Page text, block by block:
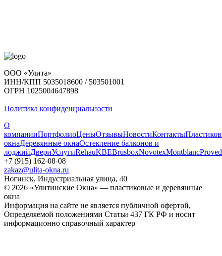
ООО «Улита»
ИНН/КПП 5035018600 / 503501001
ОГРН 1025004647898
Политика конфиденциальности
О
компанииПортфолиоЦеныОтзывыНовостиКонтакты
окнаДеревянные окнаОстекление балконов и
лоджийДвериУслугиRehauKBEBrusboxNovotexMontblanc
+7 (915) 162-08-08
zakaz@ulita-okna.ru
Ногинск, Индустриальная улица, 40
© 2026 «Улитинские Окна» — пластиковые и деревянные
окна
Информация на сайте не является публичной офертой,
Определяемой положениями Статьи 437 ГК РФ и носит
информационно справочный характер